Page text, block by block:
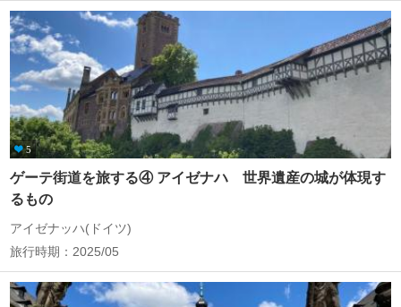
5
ゲーテ街道を旅する④ アイゼナハ 世界遺産の城が体現す
るもの
アイゼナッハ(ドイツ)
旅行時期：2025/05